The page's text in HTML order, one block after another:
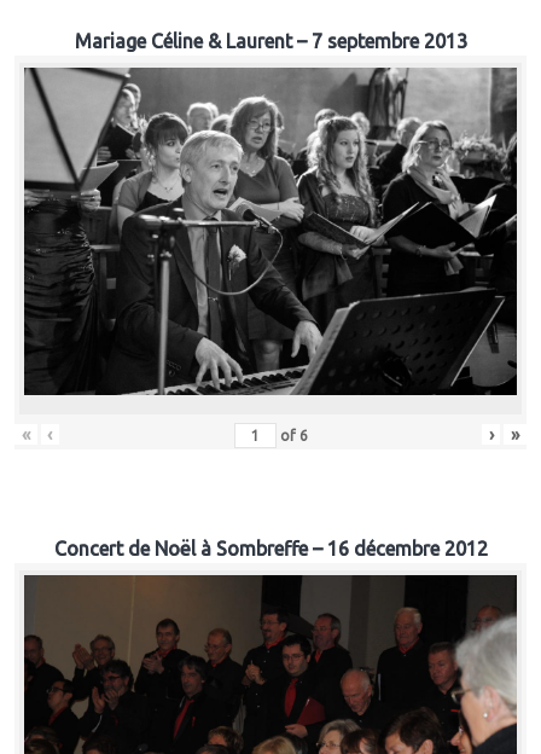
Mariage Céline & Laurent – 7 septembre 2013
« ‹ of 6 › »
Concert de Noël à Sombreffe – 16 décembre 2012